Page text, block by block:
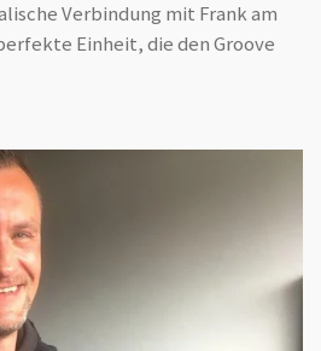
Verbindung mit Frank am
Einheit, die den Groove